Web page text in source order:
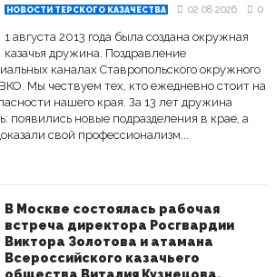
НОВОСТИ ТЕРСКОГО КАЗАЧЕСТВА 02.08.2026 0
1 августа 2013 года была создана окружная
казачья дружина. Поздравление
каналах Ставропольского окружного
Мы чествуем тех, кто ежедневно стоит на
нашего края. За 13 лет дружина
появились новые подразделения в крае, а
свой профессионализм...
В Москве состоялась рабочая
встреча директора Росгвардии
Виктора Золотова и атамана
Всероссийского казачьего